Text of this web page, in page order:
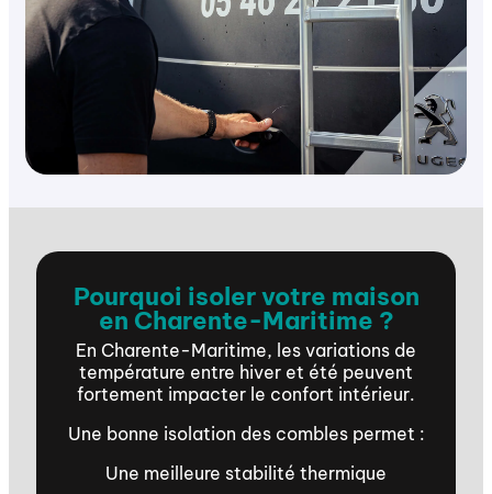
Pourquoi isoler votre maison
en Charente-Maritime ?
En Charente-Maritime, les variations de
température entre hiver et été peuvent
fortement impacter le confort intérieur.
Une bonne isolation des combles permet :
Une meilleure stabilité thermique